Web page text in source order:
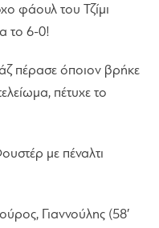
φάουλ του Τζίμι
το 6-0!
πέρασε όποιον βρήκε
πέτυχε το
με πέναλτι
Γιαννούλης (58′